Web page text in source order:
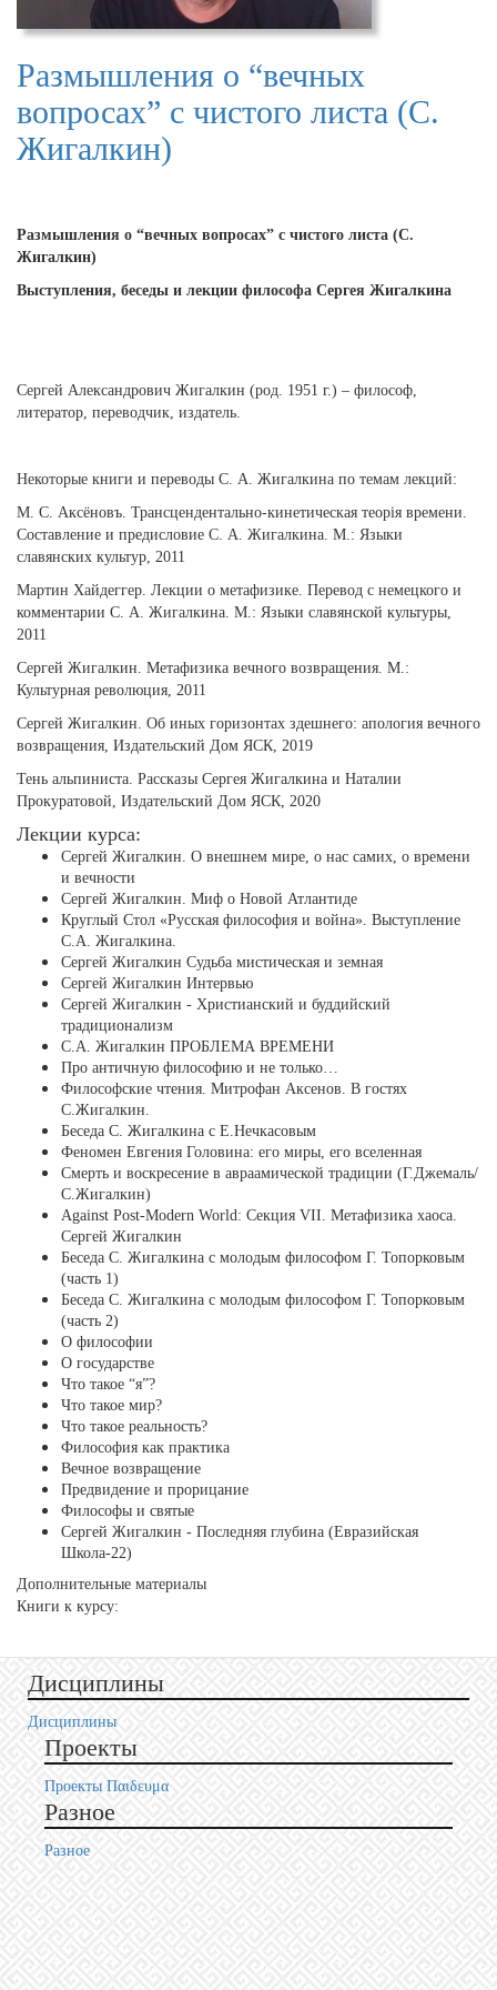
Размышления о “вечных
вопросах” с чистого листа (С.
Жигалкин)
Размышления о “вечных вопросах” с чистого листа (С.
Жигалкин)
Выступления, беседы и лекции философа Сергея Жигалкина
Сергей Александрович Жигалкин (род. 1951 г.) – философ,
литератор, переводчик, издатель.
Некоторые книги и переводы С. А. Жигалкина по темам лекций:
М. С. Аксёновъ. Трансцендентально-кинетическая теорiя времени.
Составление и предисловие С. А. Жигалкина. М.: Языки
славянских культур, 2011
Мартин Хайдеггер. Лекции о метафизике. Перевод с немецкого и
комментарии С. А. Жигалкина. М.: Языки славянской культуры,
2011
Сергей Жигалкин. Метафизика вечного возвращения. М.:
Культурная революция, 2011
Сергей Жигалкин. Об иных горизонтах здешнего: апология вечного
возвращения, Издательский Дом ЯСК, 2019
Тень альпиниста. Рассказы Сергея Жигалкина и Наталии
Прокуратовой, Издательский Дом ЯСК, 2020
Лекции курса:
Сергей Жигалкин. О внешнем мире, о нас самих, о времени
и вечности
Сергей Жигалкин. Миф о Новой Атлантиде
Круглый Стол «Русская философия и война». Выступление
С.А. Жигалкина.
Сергей Жигалкин Судьба мистическая и земная
Сергей Жигалкин Интервью
Сергей Жигалкин - Христианский и буддийский
традиционализм
С.А. Жигалкин ПРОБЛЕМА ВРЕМЕНИ
Про античную философию и не только…
Философские чтения. Митрофан Аксенов. В гостях
С.Жигалкин.
Беседа С. Жигалкина с Е.Нечкасовым
Феномен Евгения Головина: его миры, его вселенная
Смерть и воскресение в авраамической традиции (Г.Джемаль/
С.Жигалкин)
Against Post-Modern World: Секция VII. Метафизика хаоса.
Сергей Жигалкин
Беседа С. Жигалкина с молодым философом Г. Топорковым
(часть 1)
Беседа С. Жигалкина с молодым философом Г. Топорковым
(часть 2)
О философии
О государстве
Что такое “я”?
Что такое мир?
Что такое реальность?
Философия как практика
Вечное возвращение
Предвидение и прорицание
Философы и святые
Сергей Жигалкин - Последняя глубина (Евразийская
Школа-22)
Дополнительные материалы
Книги к курсу:
Дисциплины
Дисциплины
Проекты
Проекты Пαιδευμα
Разное
Разное